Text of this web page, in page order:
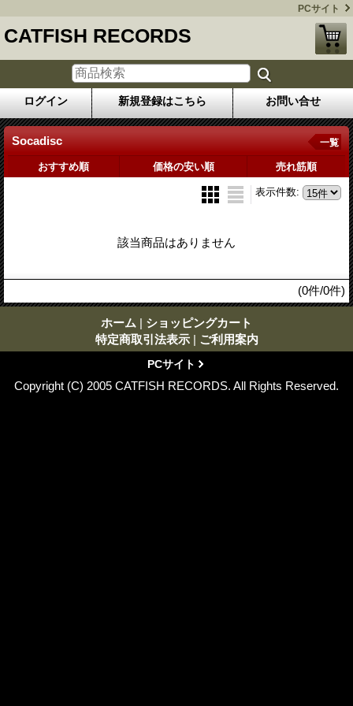
PCサイト
CATFISH RECORDS
ログイン 新規登録はこちら お問い合せ
Socadisc 一覧
おすすめ順 価格の安い順 売れ筋順
表示件数:
該当商品はありません
(0件/0件)
ホーム | ショッピングカート
特定商取引法表示 | ご利用案内
PCサイト
Copyright (C) 2005 CATFISH RECORDS. All Rights Reserved.